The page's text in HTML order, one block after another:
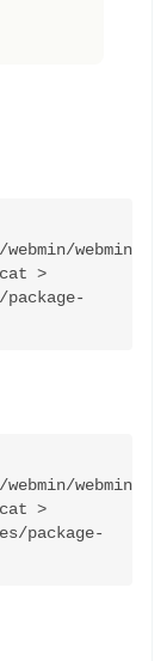
webmin/
>
webmin/
>
package-